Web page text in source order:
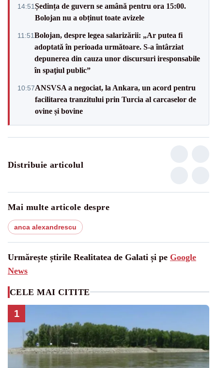
14:51Ședința de guvern se amână pentru ora 15:00.
Bolojan nu a obținut toate avizele
11:51Bolojan, despre legea salarizării: „Ar putea fi
adoptată în perioada următoare. S-a întârziat
depunerea din cauza unor discursuri iresponsabile
în spaţiul public”
10:57ANSVSA a negociat, la Ankara, un acord pentru
facilitarea tranzitului prin Turcia al carcaselor de
ovine și bovine
Distribuie articolul
Mai multe articole despre
anca alexandrescu
Urmărește știrile Realitatea de Galati și pe Google
News
CELE MAI CITITE
1